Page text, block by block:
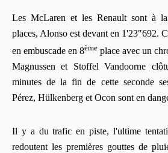
Les McLaren et les Renault sont à
places, Alonso est devant en 1'23"692.
en embuscade en 8ème place avec un
Magnussen et Stoffel Vandoorne
minutes de la fin de cette seconde
Pérez, Hülkenberg et Ocon sont en
Il y a du trafic en piste, l'ultime
redoutent les premières gouttes de